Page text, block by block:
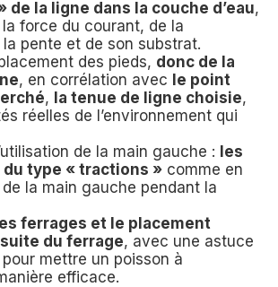
de la ligne dans la couche d’eau,
force du courant, de la
pente et de son substrat.
des pieds, donc de la
, en corrélation avec le point
, la tenue de ligne choisie,
réelles de l’environnement qui
de la main gauche : les
type « tractions » comme en
de la main gauche pendant la
ferrages et le placement
du ferrage, avec une astuce
mettre un poisson à
efficace.